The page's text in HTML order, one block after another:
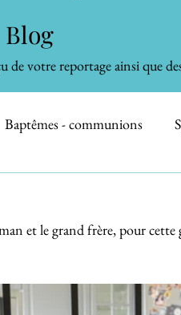
Blog
de votre reportage ainsi que
Baptêmes - communions
et le grand frère, pour cette